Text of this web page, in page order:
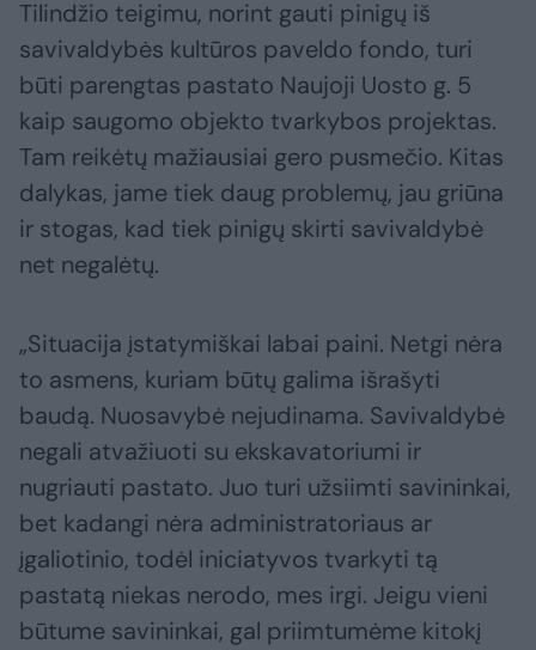
Tilindžio teigimu, norint gauti pinigų iš
savivaldybės kultūros paveldo fondo, turi
būti parengtas pastato Naujoji Uosto g. 5
kaip saugomo objekto tvarkybos projektas.
Tam reikėtų mažiausiai gero pusmečio. Kitas
dalykas, jame tiek daug problemų, jau griūna
ir stogas, kad tiek pinigų skirti savivaldybė
net negalėtų.
„Situacija įstatymiškai labai paini. Netgi nėra
to asmens, kuriam būtų galima išrašyti
baudą. Nuosavybė nejudinama. Savivaldybė
negali atvažiuoti su ekskavatoriumi ir
nugriauti pastato. Juo turi užsiimti savininkai,
bet kadangi nėra administratoriaus ar
įgaliotinio, todėl iniciatyvos tvarkyti tą
pastatą niekas nerodo, mes irgi. Jeigu vieni
būtume savininkai, gal priimtumėme kitokį